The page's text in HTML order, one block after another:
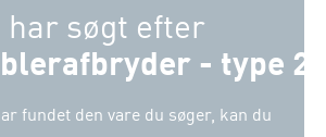
har søgt efter
- type
fundet den vare du søger, kan du